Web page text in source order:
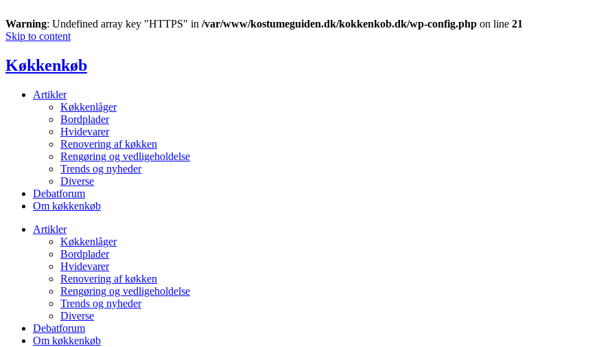
Warning: Undefined array key "HTTPS" in /var/www/kostumeguiden.dk/kokkenkob.dk/wp-config.php on line 21
Skip to content
Køkkenkøb
Artikler
Køkkenlåger
Bordplader
Hvidevarer
Renovering af køkken
Rengøring og vedligeholdelse
Trends og nyheder
Diverse
Debatforum
Om køkkenkøb
Artikler
Køkkenlåger
Bordplader
Hvidevarer
Renovering af køkken
Rengøring og vedligeholdelse
Trends og nyheder
Diverse
Debatforum
Om køkkenkøb